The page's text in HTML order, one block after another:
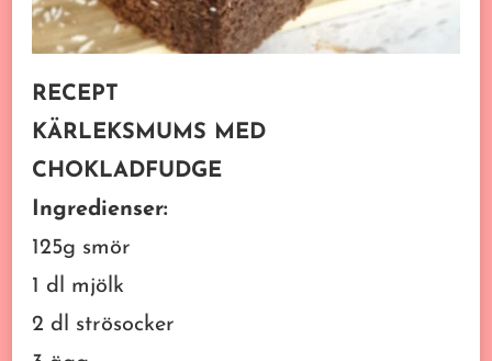
RECEPT
KÄRLEKSMUMS MED
CHOKLADFUDGE
Ingredienser:
125g smör
1 dl mjölk
2 dl strösocker